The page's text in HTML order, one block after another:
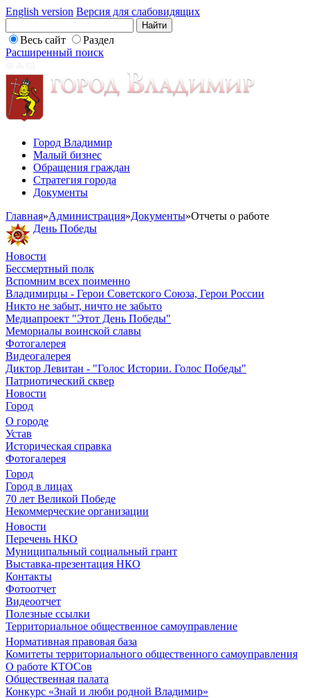
English version Версия для слабовидящих
Весь сайт
Раздел
Расширенный поиск
Город Владимир
Малый бизнес
Обращения граждан
Стратегия города
Документы
Главная»Администрация»Документы»Отчеты о работе
День Победы
Новости
Бессмертный полк
Вспомним всех поименно
Владимирцы - Герои Советского Союза, Герои России
Никто не забыт, ничто не забыто
Медиапроект "Этот День Победы"
Мемориалы воинской славы
Фотогалерея
Видеогалерея
Диктор Левитан - "Голос Истории. Голос Победы"
Патриотический сквер
Новости
Город
О городе
Устав
Историческая справка
Фотогалерея
Город
Город в лицах
70 лет Великой Победе
Некоммерческие организации
Новости
Перечень НКО
Муниципальный социальный грант
Выставка-презентация НКО
Контакты
Фотоотчет
Видеоотчет
Полезные ссылки
Территориальное общественное самоуправление
Нормативная правовая база
Комитеты территориального общественного самоуправления
О работе КТОСов
Общественная палата
Конкурс «Знай и люби родной Владимир»